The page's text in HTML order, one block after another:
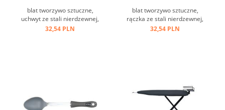
blat tworzywo sztuczne,
uchwyt ze stali nierdzewnej,
oczko do zawieszania ...
32,54 PLN
blat tworzywo sztuczne,
rączka ze stali nierdzewnej,
uchwyt tworzywo sztuczne,
32,54 PLN